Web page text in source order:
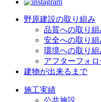
野原建設の取り組み
品質への取り組
安全への取り組
環境への取り組
アフターフォロ
建物が出来るまで
施工実績